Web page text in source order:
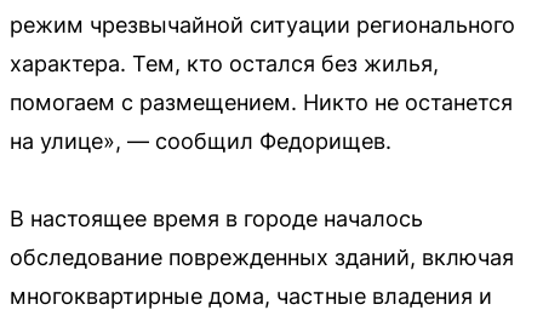
режим чрезвычайной ситуации регионального
характера. Тем, кто остался без жилья,
помогаем с размещением. Никто не останется
на улице», — сообщил Федорищев.
В настоящее время в городе началось
обследование поврежденных зданий, включая
многоквартирные дома, частные владения и